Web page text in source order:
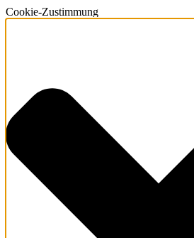
Cookie-Zustimmung